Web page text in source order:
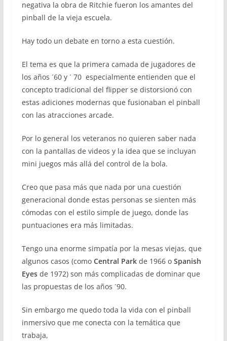
negativa la obra de Ritchie fueron los amantes del
pinball de la vieja escuela.
Hay todo un debate en torno a esta cuestión.
El tema es que la primera camada de jugadores de
los años ´60 y ´ 70 especialmente entienden que el
concepto tradicional del flipper se distorsionó con
estas adiciones modernas que fusionaban el pinball
con las atracciones arcade.
Por lo general los veteranos no quieren saber nada
con la pantallas de videos y la idea que se incluyan
mini juegos más allá del control de la bola.
Creo que pasa más que nada por una cuestión
generacional donde estas personas se sienten más
cómodas con el estilo simple de juego, donde las
puntuaciones era más limitadas.
Tengo una enorme simpatía por la mesas viejas, que
algunos casos (como Central Parkde 1966 o Spanish
Eyesde 1972) son más complicadas de dominar que
las propuestas de los años ´90.
Sin embargo me quedo toda la vida con el pinball
inmersivo que me conecta con la temática que
trabaja,